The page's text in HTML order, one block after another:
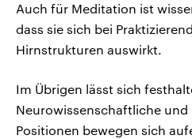
Auch für Meditation ist
dass sie sich bei
Hirnstrukturen auswirkt.
Im Übrigen lässt sich
Neurowissenschaftliche
Positionen bewegen sich